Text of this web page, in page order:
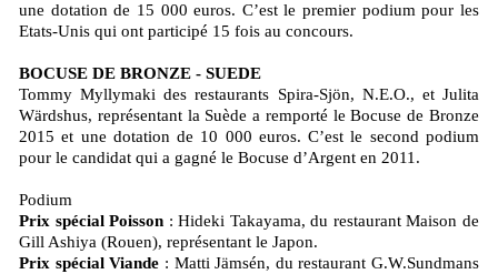
une dotation de 15 000 euros. C’est le premier podium pour les
Etats-Unis qui ont participé 15 fois au concours.
BOCUSE DE BRONZE - SUEDE
Tommy Myllymaki des restaurants Spira-Sjön, N.E.O., et Julita
Wärdshus, représentant la Suède a remporté le Bocuse de Bronze
2015 et une dotation de 10 000 euros. C’est le second podium
pour le candidat qui a gagné le Bocuse d’Argent en 2011.
Podium
Prix spécial Poisson : Hideki Takayama, du restaurant Maison de
Gill Ashiya (Rouen), représentant le Japon.
Prix spécial Viande : Matti Jämsén, du restaurant G.W.Sundmans